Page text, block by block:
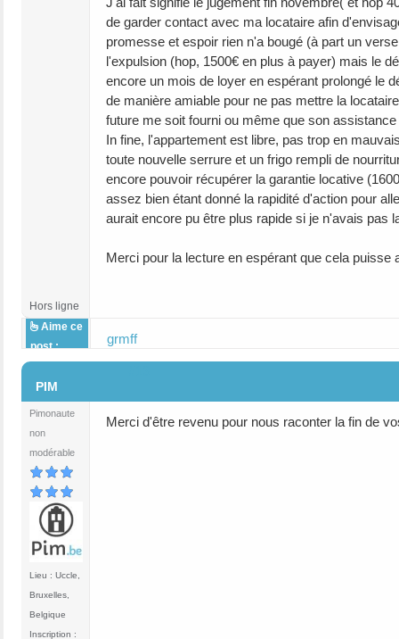
de garder contact avec ma locataire afin
promesse et espoir rien n'a bougé (à part un
l'expulsion (hop, 1500€ en plus à payer) mais le
encore un mois de loyer en espérant prolongé le
de manière amiable pour ne pas mettre la
future me soit fourni ou même que son
In fine, l'appartement est libre, pas trop en
toute nouvelle serrure et un frigo rempli de
encore pouvoir récupérer la garantie locative
assez bien étant donné la rapidité d'action pour
aurait encore pu être plus rapide si je n'avais pas
Merci pour la lecture en espérant que cela
Hors ligne
Aime ce
post :
grmff
PIM
Pimonaute
non
modérable
Lieu : Uccle,
Bruxelles,
Belgique
Inscription :
Merci d'être revenu pour nous raconter la fin de